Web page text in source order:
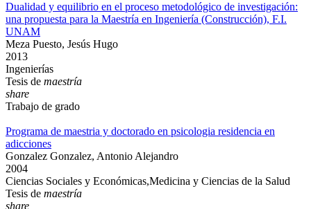
Dualidad y equilibrio en el proceso metodológico de investigación:
una propuesta para la Maestría en Ingeniería (Construcción), F.I.
UNAM
Meza Puesto, Jesús Hugo
2013
Ingenierías
Tesis de maestría
share
Trabajo de grado
Programa de maestria y doctorado en psicologia residencia en
adicciones
Gonzalez Gonzalez, Antonio Alejandro
2004
Ciencias Sociales y Económicas,Medicina y Ciencias de la Salud
Tesis de maestría
share